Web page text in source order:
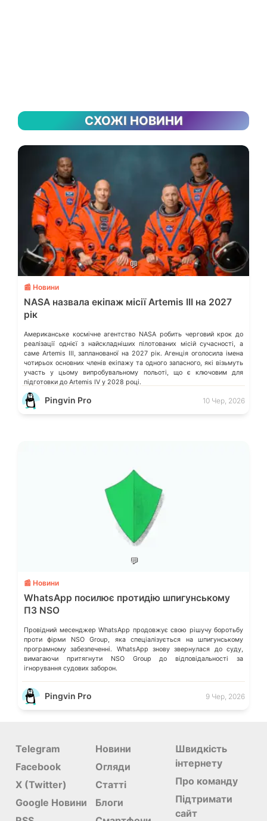
СХОЖІ НОВИНИ
💬
📰 Новини
NASA назвала екіпаж місії Artemis III на 2027
рік
Американське космічне агентство NASA робить черговий крок до
реалізації однієї з найскладніших пілотованих місій сучасності, а
саме Artemis III, запланованої на 2027 рік. Агенція оголосила імена
чотирьох основних членів екіпажу та одного запасного, які візьмуть
участь у цьому випробувальному польоті, що є ключовим для
підготовки до Artemis IV у 2028 році.
Pingvin Pro 10 Чер, 2026
💬
📰 Новини
WhatsApp посилює протидію шпигунському
ПЗ NSO
Провідний месенджер WhatsApp продовжує свою рішучу боротьбу
проти фірми NSO Group, яка спеціалізується на шпигунському
програмному забезпеченні. WhatsApp знову звернулася до суду,
вимагаючи притягнути NSO Group до відповідальності за
ігнорування судових заборон.
Pingvin Pro 9 Чер, 2026
Telegram
Facebook
X (Twitter)
Google Новини
Новини
Огляди
Статті
Блоги
Швидкість
інтернету
Про команду
Підтримати
сайт